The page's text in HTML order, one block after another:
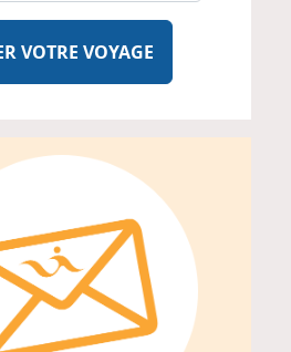
VOTRE VOYAGE